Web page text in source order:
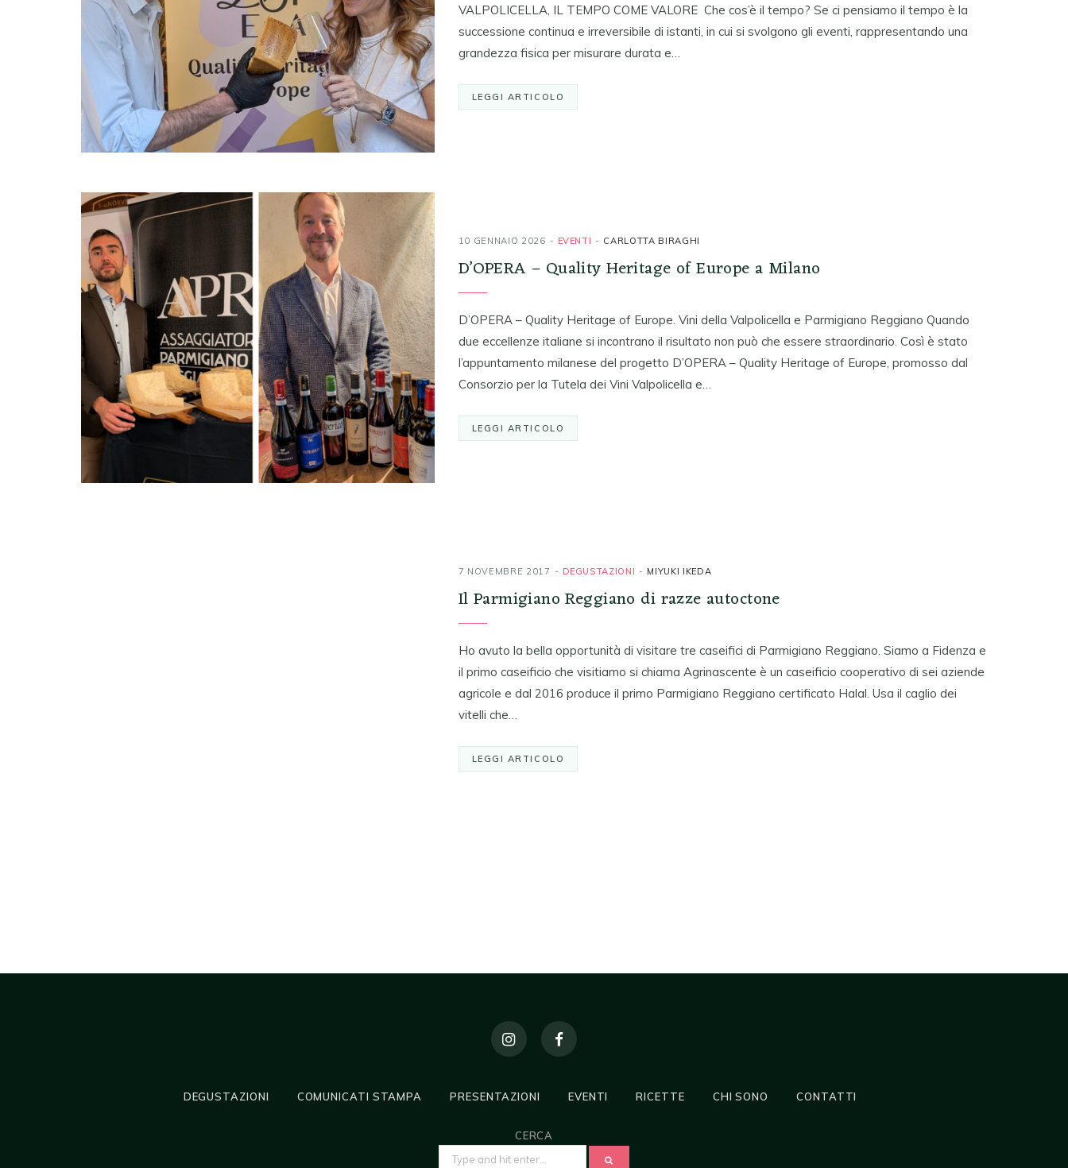
VALPOLICELLA, IL TEMPO COME VALORE Che cos’è il tempo? Se ci pensiamo il tempo è la
successione continua e irreversibile di istanti, in cui si svolgono gli eventi, rappresentando una
grandezza fisica per misurare durata e…
LEGGI ARTICOLO
10 GENNAIO 2026 EVENTI CARLOTTA BIRAGHI
D’OPERA – Quality Heritage of Europe a Milano
D’OPERA – Quality Heritage of Europe. Vini della Valpolicella e Parmigiano Reggiano Quando
due eccellenze italiane si incontrano il risultato non può che essere straordinario. Così è stato
l’appuntamento milanese del progetto D’OPERA – Quality Heritage of Europe, promosso dal
Consorzio per la Tutela dei Vini Valpolicella e…
LEGGI ARTICOLO
7 NOVEMBRE 2017 DEGUSTAZIONI MIYUKI IKEDA
Il Parmigiano Reggiano di razze autoctone
Ho avuto la bella opportunità di visitare tre caseifici di Parmigiano Reggiano. Siamo a Fidenza e
il primo caseificio che visitiamo si chiama Agrinascente è un caseificio cooperativo di sei aziende
agricole e dal 2016 produce il primo Parmigiano Reggiano certificato Halal. Usa il caglio dei
vitelli che…
LEGGI ARTICOLO
DEGUSTAZIONI COMUNICATI STAMPA PRESENTAZIONI EVENTI RICETTE CHI SONO CONTATTI
CERCA
SEARCH